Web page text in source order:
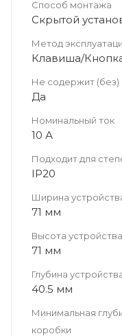
Способ монтажа
Скрытой
Метод
Клавиша/
Не содержит (без)
Да
Номинальный ток
10 А
Подходит для
IP20
Ширина
71 мм
Высота устройства
71 мм
Глубина
40.5 мм
Минимальная
коробки